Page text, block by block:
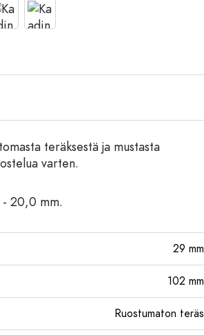
teräksestä ja mustasta
varten.
- 20,0 mm.
29 mm
102 mm
Ruostumaton teräs